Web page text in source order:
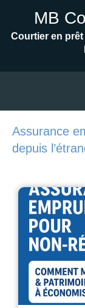
MB
Courtier en
Assurance
depuis